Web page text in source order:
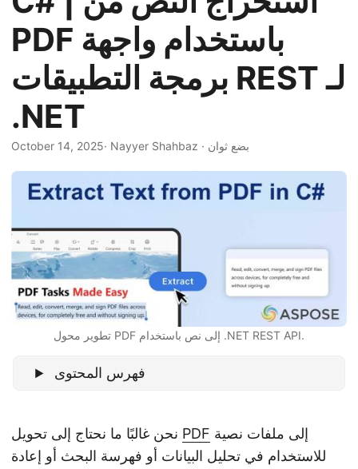
v
i
g
a
t
o
PDF باستخدام واجهة
برمجة التطبيقات REST لـ
.NET
October 14, 2025 · Nayyer Shahbaz · بضع ثوان
تطوير محول PDF إلى نص باستخدام .NET REST API.
فهرس المحتوى
PDF
للاستخدام في تحليل البيانات أو فهرسة البحث أو إعادة